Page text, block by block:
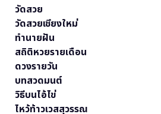
วัดสวย
วัดสวยเชียงใหม่
ทำนายฝัน
สถิติหวยรายเดือน
ดวงรายวัน
บทสวดมนต์
วิธีบนไอ้ไข่
ไหว้ท้าวเวสสุวรรณ